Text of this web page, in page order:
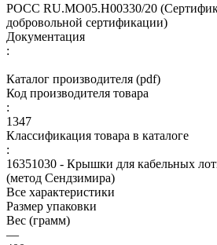
РОСС RU.МО05.Н00330/20
добровольной сертификации)
Документация
:
Каталог производителя (pdf)
Код производителя товара
:
1347
Классификация товара в каталоге
:
16351030 - Крышки для кабельных
(метод Сендзимира)
Все характеристики
Размер упаковки
Вес (грамм)
—